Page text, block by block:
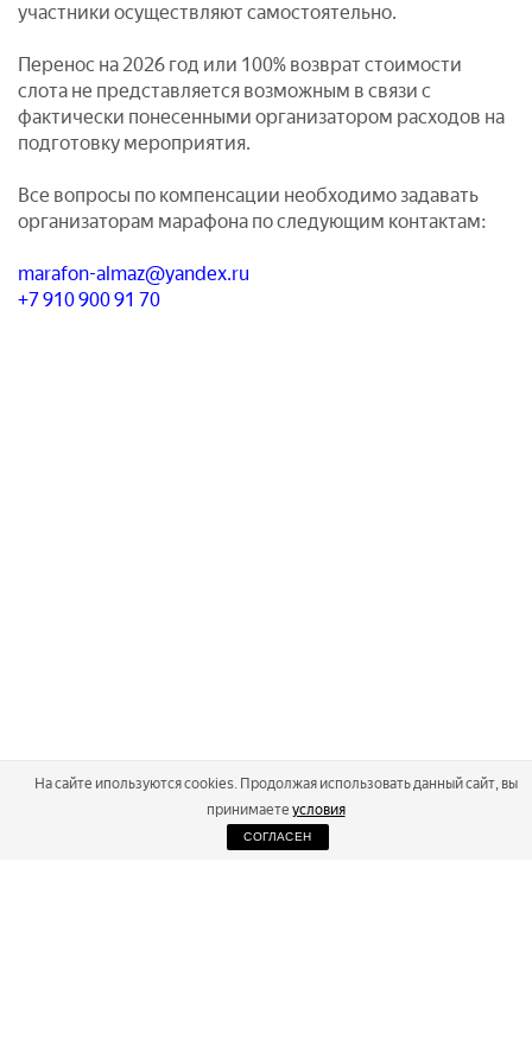
участники осуществляют самостоятельно.
Перенос на 2026 год или 100% возврат стоимости
слота не представляется возможным в связи с
фактически понесенными организатором расходов на
подготовку мероприятия.
Все вопросы по компенсации необходимо задавать
организаторам марафона по следующим контактам:
marafon-almaz@yandex.ru
+7 910 900 91 70
2026
На сайте ипользуются cookies. Продолжая использовать данный сайт, вы
принимаете условия
СОГЛАСЕН